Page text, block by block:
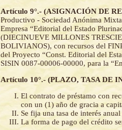
Artículo 9°.- (ASIGNACIÓN DE
Productivo - Sociedad Anónima
Empresa “Editorial del Estado
(DIECINUEVE MILLONES
BOLIVIANOS), con recursos del
del Proyecto “Const. Editorial del
SISIN 0087-00006-00000, para la
Artículo 10°.- (PLAZO, TASA DE
El contrato de préstamo con
con un (1) año de gracia a
Se fija una tasa de interés
La forma de pago del crédito